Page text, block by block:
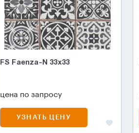
FS Faenza-N 33x33
цена по запросу
УЗНАТЬ ЦЕНУ